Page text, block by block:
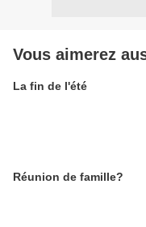
Vous aimerez
La fin de l'été
Réunion de famille?